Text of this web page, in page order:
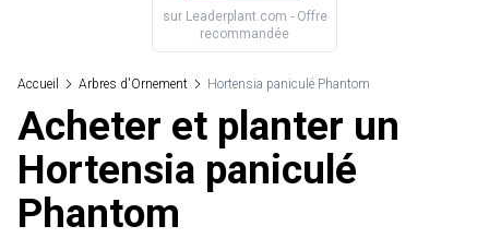
sur Leaderplant.com - Offre
recommandée
Accueil Arbres d'Ornement Hortensia paniculé Phantom
Acheter et planter un
Hortensia paniculé
Phantom